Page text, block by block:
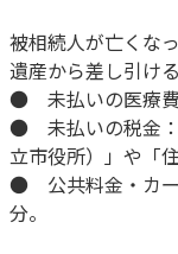
被相続人が亡くな
遺産から差し引ける
● 未払いの医療費
● 未払いの税金：
立市役所）」や「
● 公共料金・カー
分。